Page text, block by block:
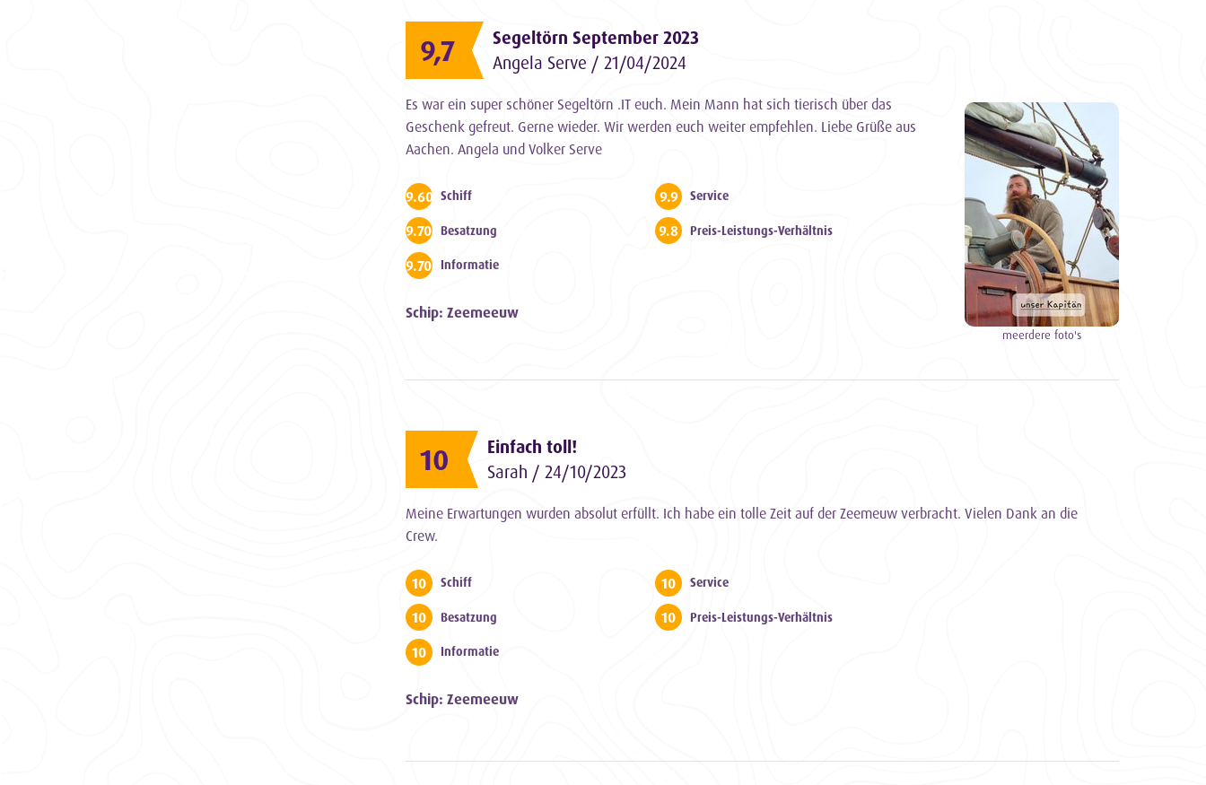
9,7
Segeltörn September 2023
Angela Serve / 21/04/2024
meerdere foto's
Es war ein super schöner Segeltörn .IT euch. Mein Mann hat sich tierisch über das
Geschenk gefreut. Gerne wieder. Wir werden euch weiter empfehlen. Liebe Grüße aus
Aachen. Angela und Volker Serve
9.600000000000001
Schiff
9.700000000000001
Besatzung
9.700000000000001
Informatie
9.9 Service
9.8 Preis-Leistungs-Verhältnis
Schip: Zeemeeuw
10
Einfach toll!
Sarah / 24/10/2023
Meine Erwartungen wurden absolut erfüllt. Ich habe ein tolle Zeit auf der Zeemeuw verbracht. Vielen Dank an die
Crew.
10 Schiff
10 Besatzung
10 Informatie
10 Service
10 Preis-Leistungs-Verhältnis
Schip: Zeemeeuw